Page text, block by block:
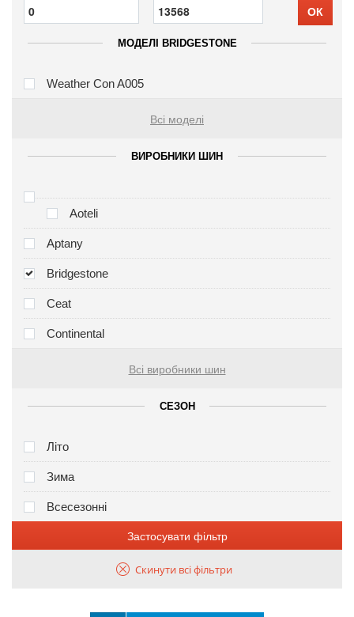
ОК
МОДЕЛІ BRIDGESTONE
Weather Con A005
Всі моделі
ВИРОБНИКИ ШИН
Aoteli
Aptany
Bridgestone
Ceat
Continental
Всі виробники шин
СЕЗОН
Літо
Зима
Всесезонні
Застосувати фільтр
Скинути всі фільтри